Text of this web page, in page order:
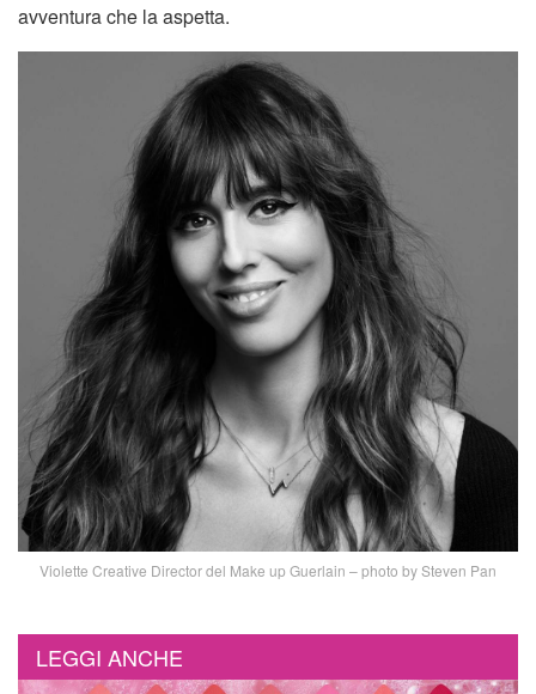
avventura che la aspetta.
Violette Creative Director del Make up Guerlain – photo by Steven Pan
LEGGI ANCHE